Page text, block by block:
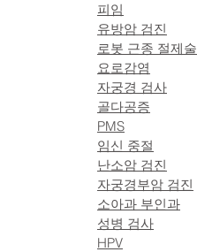
피임
유방암 검진
로봇 근종 절제술
요로감염
자궁경 검사
골다공증
PMS
임신 중절
난소암 검진
자궁경부암 검진
소아과 부인과
성병 검사
HPV